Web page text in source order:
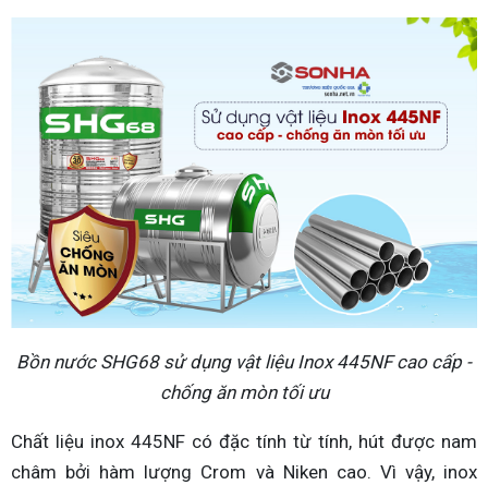
Bồn nước SHG68 sử dụng vật liệu Inox 445NF cao cấp -
chống ăn mòn tối ưu
Chất liệu inox 445NF có đặc tính từ tính, hút được nam
châm bởi hàm lượng Crom và Niken cao. Vì vậy, inox